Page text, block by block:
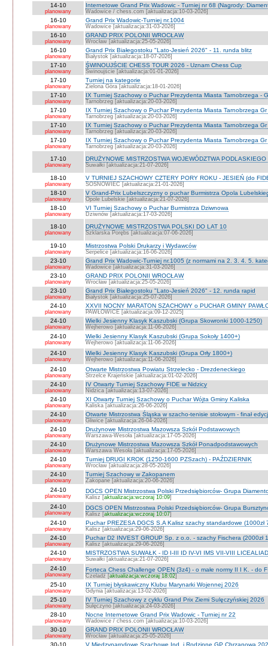
14-10
planowany
Internetowe Grand Prix Wadowic - Turniej nr 68 (Nagrody:
Wadowice / chess.com [aktualizacja:10-03-2026]
16-10
planowany
Grand Prix Wadowic-Turniej nr.1004
Wadowice [aktualizacja:31-03-2026]
16-10
planowany
GRAND PRIX POLONII WROCŁAW
Wrocław [aktualizacja:25-05-2026]
16-10
planowany
Grand Prix Białegostoku "Lato-Jesień 2026" - 11. runda blitz
Białystok [aktualizacja:18-07-2026]
17-10
planowany
ŚWINOUJŚCIE CHESS TOUR 2026 - Uznam Chess Cup
Świnoujście [aktualizacja:01-01-2026]
17-10
planowany
Turniej na kategorie
Zielona Góra [aktualizacja:18-01-2026]
17-10
planowany
IX Turniej Szachowy o Puchar Prezydenta Miasta Tarnobrzega -
Tarnobrzeg [aktualizacja:20-03-2026]
17-10
planowany
IX Turniej Szachowy o Puchar Prezydenta Miasta Tarnobrzega
Tarnobrzeg [aktualizacja:20-03-2026]
17-10
planowany
IX Turniej Szachowy o Puchar Prezydenta Miasta Tarnobrzega
Tarnobrzeg [aktualizacja:20-03-2026]
17-10
planowany
IX Turniej Szachowy o Puchar Prezydenta Miasta Tarnobrzega Gr
Tarnobrzeg [aktualizacja:20-03-2026]
17-10
planowany
DRUŻYNOWE MISTRZOSTWA WOJEWÓDZTWA
Suwałki [aktualizacja:21-07-2026]
18-10
planowany
V TURNIEJ SZACHOWY CZTERY PORY ROKU - JESIEŃ (do
SOSNOWIEC [aktualizacja:21-01-2026]
18-10
planowany
V Grand-Prix Lubelszczyzny o puchar Burmistrza Opola
Opole Lubelskie [aktualizacja:21-07-2026]
18-10
planowany
VI Turniej Szachowy o Puchar Burmistrza Dziwnowa
Dziwnów [aktualizacja:17-03-2026]
18-10
planowany
DRUŻYNOWE MISTRZOSTWA POLSKI DO LAT 10
Szklarska Porębs [aktualizacja:07-06-2026]
19-10
planowany
Mistrzostwa Polski Drukarzy i Wydawców
Serpelice [aktualizacja:16-06-2026]
23-10
planowany
Grand Prix Wadowic-Turniej nr.1005 (z normami na 2. 3. 4. 5.
Wadowice [aktualizacja:31-03-2026]
23-10
planowany
GRAND PRIX POLONII WROCŁAW
Wrocław [aktualizacja:25-05-2026]
23-10
planowany
Grand Prix Białegostoku "Lato-Jesień 2026" - 12. runda rapid
Białystok [aktualizacja:25-07-2026]
24-10
planowany
XXVII NOCNY MARATON SZACHOWY o PUCHAR GMINY
PAWŁOWICE [aktualizacja:09-12-2025]
24-10
planowany
Wielki Jesienny Klasyk Kaszubski (Grupa Skowronki 1000-1250)
Wejherowo [aktualizacja:11-06-2026]
24-10
planowany
Wielki Jesienny Klasyk Kaszubski (Grupa Sokoły 1400+)
Wejherowo [aktualizacja:11-06-2026]
24-10
planowany
Wielki Jesienny Klasyk Kaszubski (Grupa Orły 1800+)
Wejherowo [aktualizacja:11-06-2026]
24-10
planowany
Otwarte Mistrzostwa Powiatu Strzelecko - Drezdeneckiego
Strzelce Krajeńskie [aktualizacja:01-02-2026]
24-10
planowany
IV Otwarty Turniej Szachowy FIDE w Nidzicy
Nidzica [aktualizacja:13-07-2026]
24-10
planowany
XI Otwarty Turniej Szachowy o Puchar Wójta Gminy Kaliska
Kaliska [aktualizacja:26-06-2026]
24-10
planowany
Otwarte Mistrzostwa Śląska w szacho-tenisie stołowym - finał
Gliwice [aktualizacja:26-04-2026]
24-10
planowany
Drużynowe Mistrzostwa Mazowsza Szkół Podstawowych
Warszawa-Wesoła [aktualizacja:17-05-2026]
24-10
planowany
Drużynowe Mistrzostwa Mazowsza Szkół Ponadpodstawowych
Warszawa Wesoła [aktualizacja:17-05-2026]
24-10
planowany
Turniej DRUGI KROK (1250-1600 PZSzach) - PAŹDZIERNIK
Wrocław [aktualizacja:28-05-2026]
24-10
planowany
Turniej Szachowy w Zakopanem
Zakopane [aktualizacja:20-06-2026]
24-10
planowany
DGCS OPEN Mistrzostwa Polski Przedsiębiorców- Grupa
Kalisz [aktualizacja:wczoraj 10:09]
24-10
planowany
DGCS OPEN Mistrzostwa Polski Przedsiębiorców- Grupa
Kalisz [aktualizacja:wczoraj 10:07]
24-10
planowany
Puchar PREZESA DGCS S.A Kalisz szachy standardowe (1000zł
Kalisz [aktualizacja:29-06-2026]
24-10
planowany
Puchar D2 INVEST GROUP Sp. z o.o. - szachy Fischera (2000zł
Kalisz [aktualizacja:29-06-2026]
24-10
planowany
MISTRZOSTWA SUWAŁK - ID I-III ID IV-VI IMS VII-VIII
Suwałki [aktualizacja:21-07-2026]
24-10
planowany
Forteca Chess Challenge OPEN (3z4) - o małe normy II I K. - do
Czeladź [aktualizacja:wczoraj 18:02]
25-10
planowany
IX Turniej błyskawiczny Klubu Marynarki Wojennej 2026
Gdynia [aktualizacja:13-02-2026]
25-10
planowany
IV Turniej Szachowy z cyklu Grand Prix Ziemi Sulęczyńskiej 2026
Sulęczyno [aktualizacja:24-03-2026]
28-10
planowany
Nocne Internetowe Grand Prix Wadowic - Turniej nr 22
Wadowice / chess.com [aktualizacja:10-03-2026]
30-10
planowany
GRAND PRIX POLONII WROCŁAW
Wrocław [aktualizacja:25-05-2026]
30-10 V Międzynarodowe Szachowe Ind. i Rodzinne GP Chrzanowa